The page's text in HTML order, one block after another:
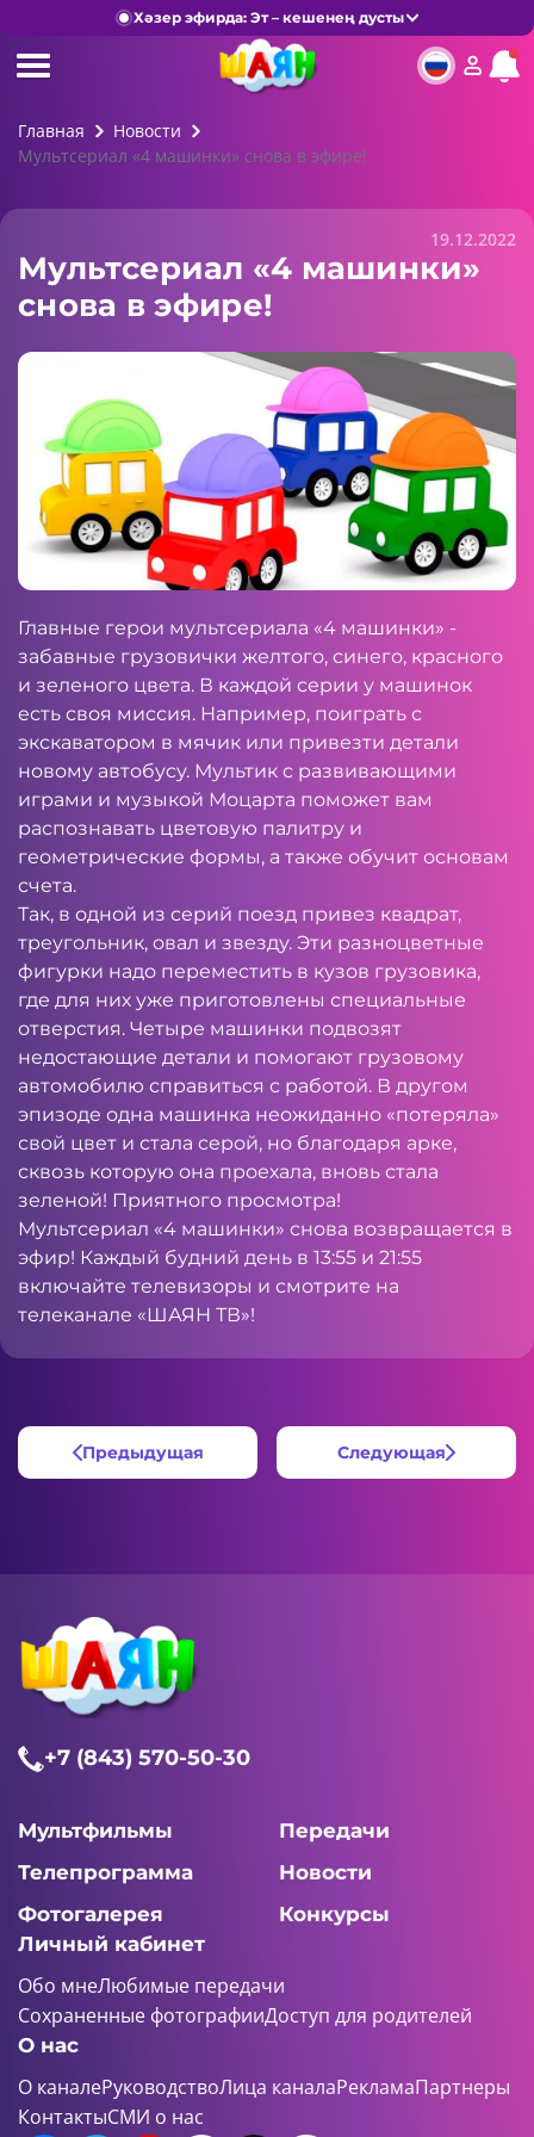
Хәзер эфирда: Эт – кешенең дусты
Главная
Новости
Мультсериал «4 машинки» снова в эфире!
19.12.2022
Мультсериал «4 машинки»
снова в эфире!
Главные герои мультсериала «4 машинки» -
забавные грузовички желтого, синего, красного
и зеленого цвета. В каждой серии у машинок
есть своя миссия. Например, поиграть с
экскаватором в мячик или привезти детали
новому автобусу. Мультик с развивающими
играми и музыкой Моцарта поможет вам
распознавать цветовую палитру и
геометрические формы, а также обучит основам
счета.
Так, в одной из серий поезд привез квадрат,
треугольник, овал и звезду. Эти разноцветные
фигурки надо переместить в кузов грузовика,
где для них уже приготовлены специальные
отверстия. Четыре машинки подвозят
недостающие детали и помогают грузовому
автомобилю справиться с работой. В другом
эпизоде одна машинка неожиданно «потеряла»
свой цвет и стала серой, но благодаря арке,
сквозь которую она проехала, вновь стала
зеленой! Приятного просмотра!
Мультсериал «4 машинки» снова возвращается в
эфир! Каждый будний день в 13:55 и 21:55
включайте телевизоры и смотрите на
телеканале «ШАЯН ТВ»!
Предыдущая Следующая
+7 (843) 570-50-30
Мультфильмы
Передачи
Телепрограмма
Новости
Фотогалерея
Конкурсы
Личный кабинет
Обо мнеЛюбимые передачи
Сохраненные фотографииДоступ для родителей
О нас
О каналеРуководствоЛица каналаРекламаПартнеры
КонтактыСМИ о нас